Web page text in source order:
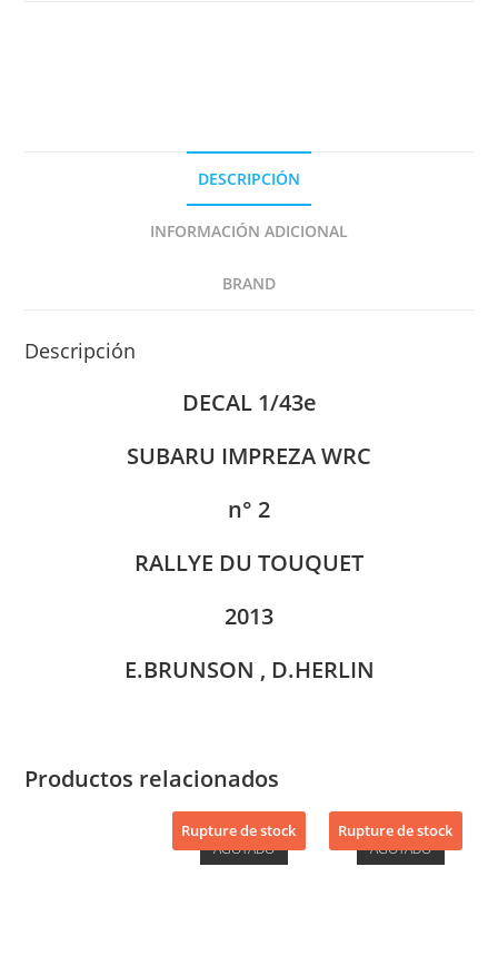
DESCRIPCIÓN
INFORMACIÓN ADICIONAL
BRAND
Descripción
DECAL 1/43e
SUBARU IMPREZA WRC
n° 2
RALLYE DU TOUQUET
2013
E.BRUNSON , D.HERLIN
Productos relacionados
Rupture de stock
AGOTADO
Rupture de stock
AGOTADO